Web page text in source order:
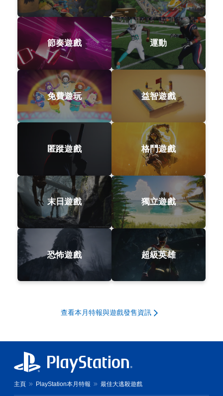
節奏遊戲 運動
免費遊玩 益智遊戲
匿蹤遊戲 格鬥遊戲
末日遊戲 獨立遊戲
恐怖遊戲 超級英雄
查看本月特報與遊戲發售資訊
主頁 PlayStation本月特報 最佳大逃殺遊戲